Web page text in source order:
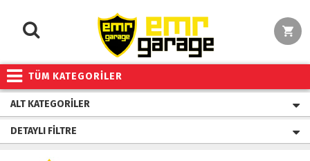
TÜM KATEGORİLER
ALT KATEGORILER
DETAYLI FILTRE